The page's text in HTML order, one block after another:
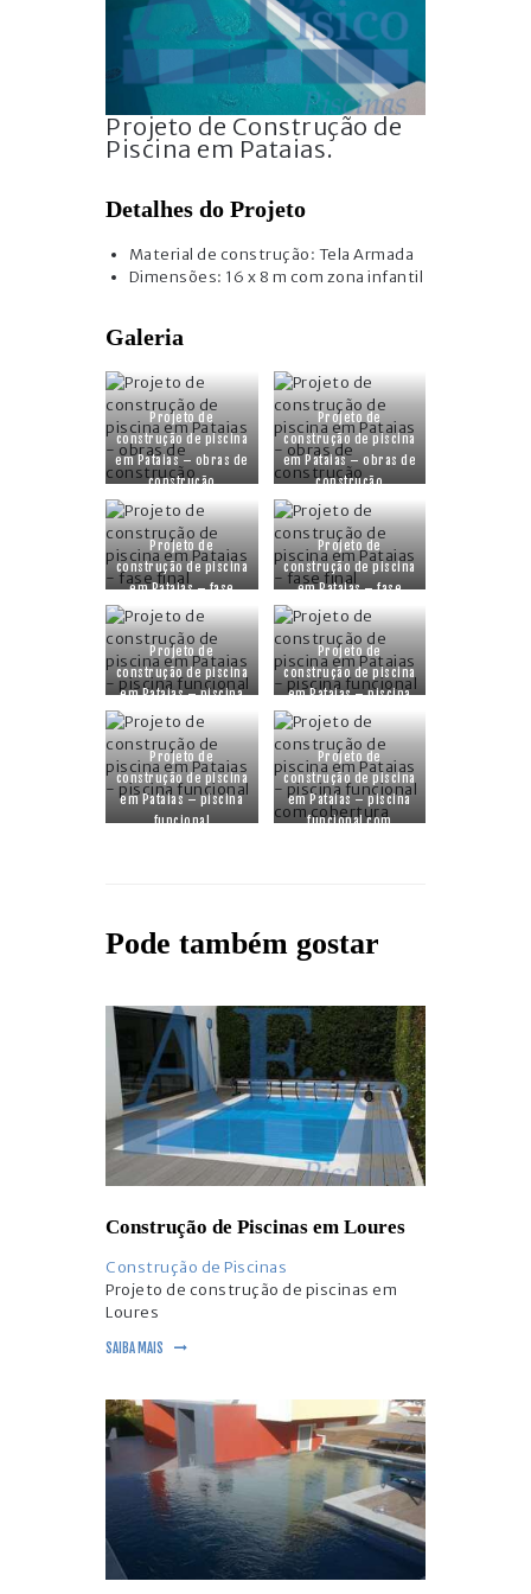
Projeto de Construção de
Piscina em Pataias.
Detalhes do Projeto
Material de construção: Tela Armada
Dimensões: 16 x 8 m com zona infantil
Galeria
Projeto de
construção de piscina
em Pataias – obras de
construção
Projeto de
construção de piscina
em Pataias – obras de
construção
Projeto de
construção de piscina
em Pataias – fase
final
Projeto de
construção de piscina
em Pataias – fase
final
Projeto de
construção de piscina
em Pataias – piscina
funcional
Projeto de
construção de piscina
em Pataias – piscina
funcional
Projeto de
construção de piscina
em Pataias – piscina
funcional
Projeto de
construção de piscina
em Pataias – piscina
funcional com
Pode também gostar
Construção de Piscinas em Loures
Construção de Piscinas
Projeto de construção de piscinas em
Loures
SAIBA MAIS